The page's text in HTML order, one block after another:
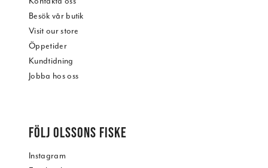
Besök vår butik
Visit our store
Öppetider
Kundtidning
Jobba hos oss
FÖLJ OLSSONS FISKE
Instagram